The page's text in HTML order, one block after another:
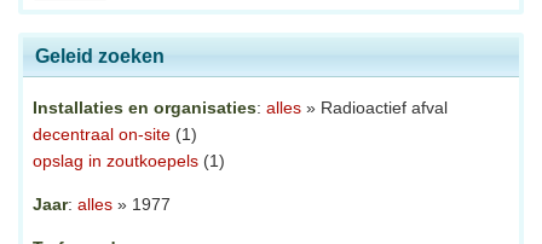
Geleid zoeken
Installaties en organisaties: alles » Radioactief afval
decentraal on-site (1)
opslag in zoutkoepels (1)
Jaar: alles » 1977